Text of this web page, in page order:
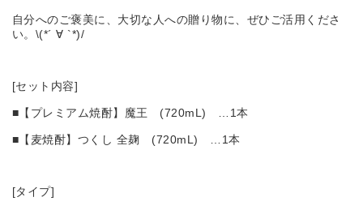
自分へのご褒美に、大切な人への贈り物に、ぜひご活用くださ
い。\(*´ ∀ `*)/
[セット内容]
■【プレミアム焼酎】魔王 (720mL) …1本
■【麦焼酎】つくし 全麹 (720mL) …1本
[タイプ]